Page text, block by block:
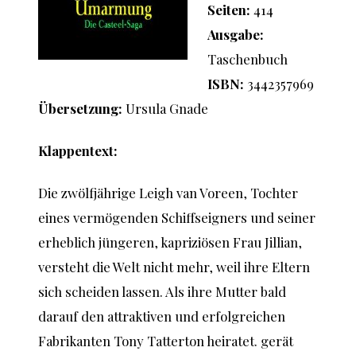
Seiten: 414
Ausgabe:
Taschenbuch
ISBN: 3442357969
Übersetzung: Ursula Gnade
Klappentext:
Die zwölfjährige Leigh van Voreen, Tochter
eines vermögenden Schiffseigners und seiner
erheblich jüngeren, kapriziösen Frau Jillian,
versteht die Welt nicht mehr, weil ihre Eltern
sich scheiden lassen. Als ihre Mutter bald
darauf den attraktiven und erfolgreichen
Fabrikanten Tony Tatterton heiratet. gerät